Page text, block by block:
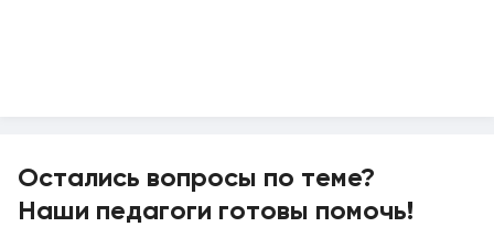
Остались вопросы по теме?
Наши педагоги готовы помочь!